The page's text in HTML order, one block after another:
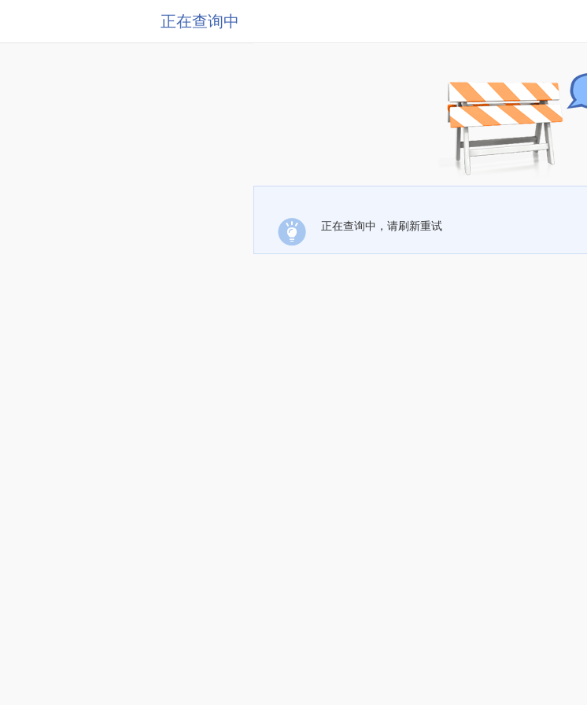
正在查询中
正在查询中，请刷新重试